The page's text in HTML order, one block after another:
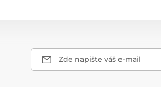
Zde napište váš e-mail